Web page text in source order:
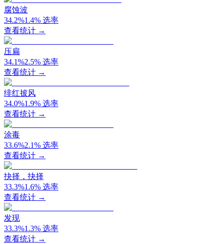
腐蚀波
34.2%1.4% 选率
查看统计 →
压扁
34.1%2.5% 选率
查看统计 →
绯红披风
34.0%1.9% 选率
查看统计 →
涂毒
33.6%2.1% 选率
查看统计 →
抉择，抉择
33.3%1.6% 选率
查看统计 →
发现
33.3%1.3% 选率
查看统计 →